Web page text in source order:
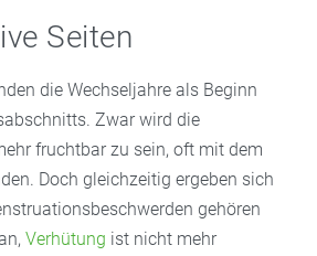
Seiten
die Wechseljahre als Beginn
Zwar wird die
fruchtbar zu sein, oft mit dem
Doch gleichzeitig ergeben sich
gehören
Verhütung ist nicht mehr